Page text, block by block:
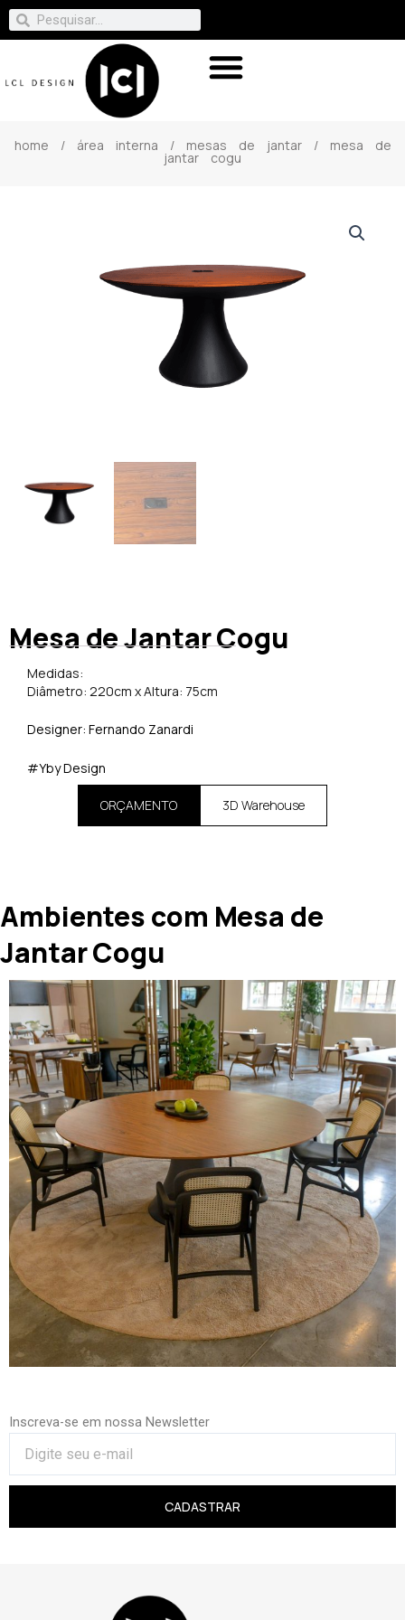
home / área interna / mesas de jantar/ mesa de
jantar cogu
Mesa de Jantar Cogu
Medidas:
Diâmetro: 220cm x Altura: 75cm
Designer: Fernando Zanardi
#Yby Design
ORÇAMENTO 3D Warehouse
Ambientes com Mesa de
Jantar Cogu
Inscreva-se em nossa Newsletter
CADASTRAR